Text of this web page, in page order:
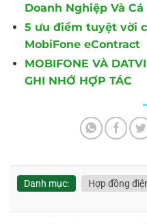
Doanh Nghiệp Và
5 ưu điểm tuyệt vời
MobiFone eContract
MOBIFONE VÀ
GHI NHỚ HỢP TÁC
Danh mục: Hợp đồng